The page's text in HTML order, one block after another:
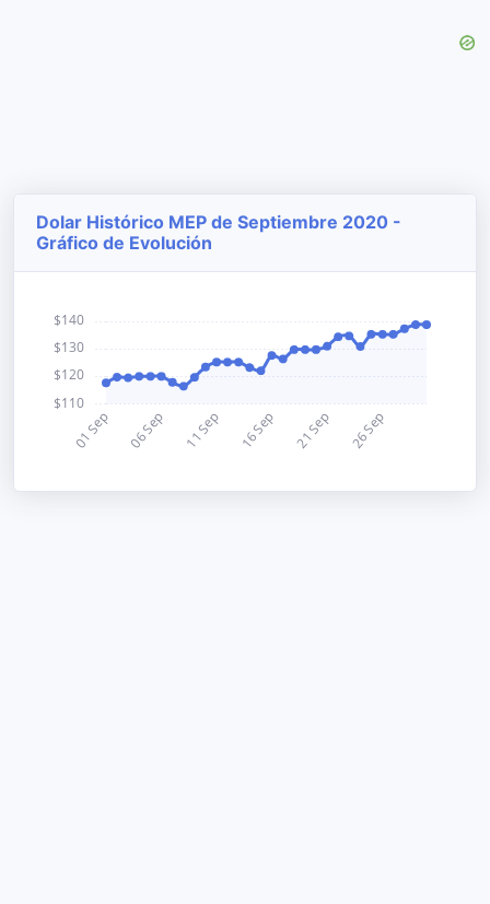
Dolar Histórico MEP de Septiembre 2020 -
Gráfico de Evolución